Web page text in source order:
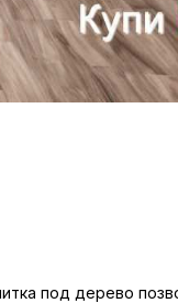
под дерево